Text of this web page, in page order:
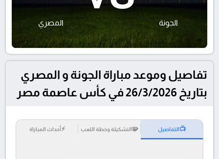
الجونة المصري
تفاصيل وموعد مباراة الجونة و المصري
بتاريخ 26/3/2026 في كأس عاصمة مصر
📺التفاصيل 🧩التشكيلة وخطة اللعب ⚡أحداث المباراة